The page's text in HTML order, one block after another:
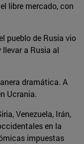
libre mercado, con
pueblo de Rusia vio
a Rusia al
dramática. A
Ucrania.
Venezuela, Irán,
en la
impuestas